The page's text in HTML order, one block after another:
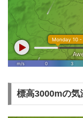
標高3000mの気